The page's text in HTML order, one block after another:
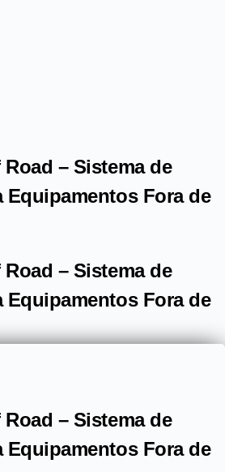
– Sistema de
Equipamentos Fora de
– Sistema de
Equipamentos Fora de
– Sistema de
Equipamentos Fora de